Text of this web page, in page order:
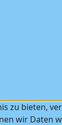
zu bieten,
wir Daten